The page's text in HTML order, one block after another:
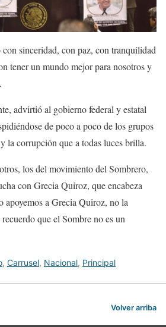
sinceridad, con paz, con tranquilidad
tener un mundo mejor para nosotros y
advirtió al gobierno federal y estatal
de poco a poco de los grupos
la corrupción que a todas luces brilla.
los del movimiento del Sombrero,
con Grecia Quiroz, que encabeza
apoyemos a Grecia Quiroz, no la
que el Sombre no es un
, Carrusel, Nacional, Principal
Volver arriba